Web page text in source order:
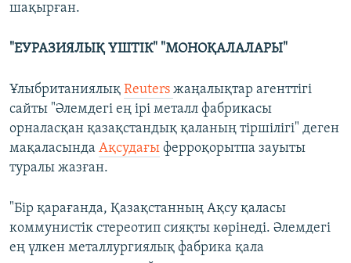
шақырған.
"ЕУРАЗИЯЛЫҚ ҮШТІК" "МОНОҚАЛАЛАРЫ"
Ұлыбританиялық Reuters жаңалықтар агенттігі
сайты "Әлемдегі ең ірі металл фабрикасы
орналасқан қазақстандық қаланың тіршілігі" деген
мақаласында Ақсудағы ферроқорытпа зауыты
туралы жазған.
"Бір қарағанда, Қазақстанның Ақсу қаласы
коммунистік стереотип сияқты көрінеді. Әлемдегі
ең үлкен металлургиялық фабрика қала